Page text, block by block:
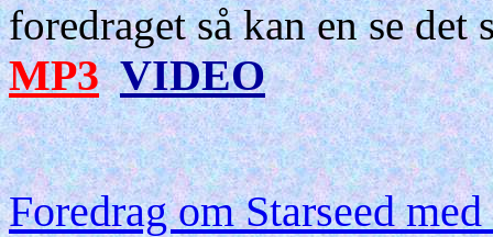
foredraget så kan en se
MP3 VIDEO
Foredrag om Starseed